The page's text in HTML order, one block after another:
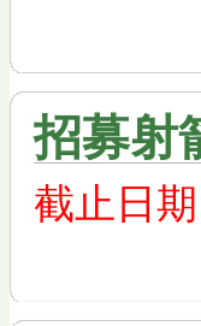
招募射
截止日